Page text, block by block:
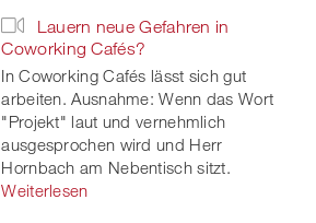
Lauern neue Gefahren in
Coworking Cafés?
In Coworking Cafés lässt sich gut
arbeiten. Ausnahme: Wenn das Wort
"Projekt" laut und vernehmlich
ausgesprochen wird und Herr
Hornbach am Nebentisch sitzt.
Weiterlesen